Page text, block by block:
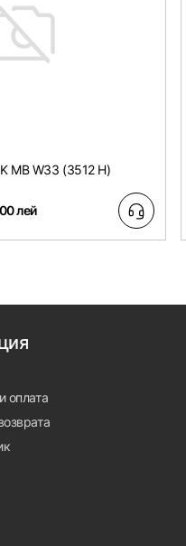
MB W33 (3512 H)
лей
оплата